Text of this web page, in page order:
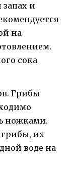
и
на
сока
Грибы
ножками.
их
воде на